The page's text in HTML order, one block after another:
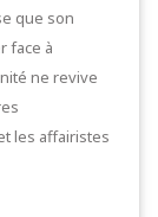
que son
face à
ne revive
les affairistes